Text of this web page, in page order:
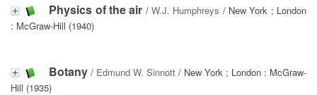
Physics of the air /W.J. Humphreys / New York ; London
: McGraw-Hill (1940)
Botany / Edmund W. Sinnott / New York ; London : McGraw-
Hill (1935)